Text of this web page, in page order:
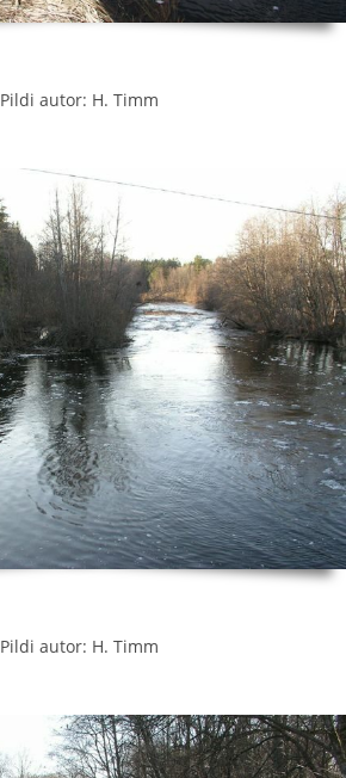
Pildi autor: H. Timm
Pildi autor: H. Timm